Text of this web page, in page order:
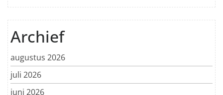
Archief
augustus 2026
juli 2026
juni 2026